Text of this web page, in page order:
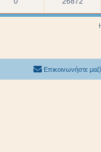
Επικοινωνήστε